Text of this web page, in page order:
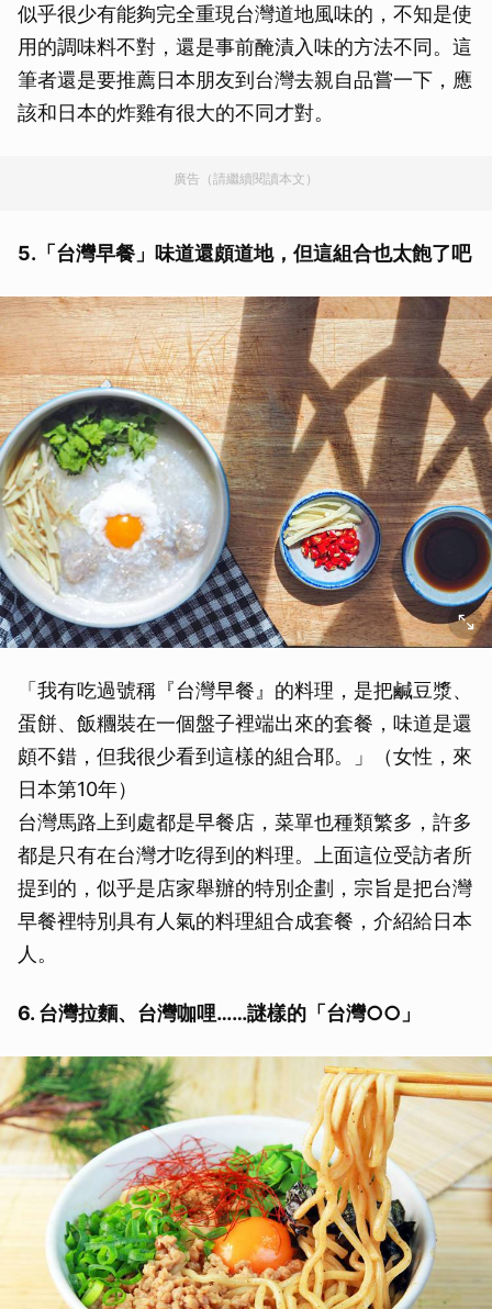
似乎很少有能夠完全重現台灣道地風味的，不知是使
用的調味料不對，還是事前醃漬入味的方法不同。這
筆者還是要推薦日本朋友到台灣去親自品嘗一下，應
該和日本的炸雞有很大的不同才對。
廣告（請繼續閱讀本文）
5.「台灣早餐」味道還頗道地，但這組合也太飽了吧
「我有吃過號稱『台灣早餐』的料理，是把鹹豆漿、
蛋餅、飯糰裝在一個盤子裡端出來的套餐，味道是還
頗不錯，但我很少看到這樣的組合耶。」（女性，來
日本第10年）
台灣馬路上到處都是早餐店，菜單也種類繁多，許多
都是只有在台灣才吃得到的料理。上面這位受訪者所
提到的，似乎是店家舉辦的特別企劃，宗旨是把台灣
早餐裡特別具有人氣的料理組合成套餐，介紹給日本
人。
6. 台灣拉麵、台灣咖哩……謎樣的「台灣○○」